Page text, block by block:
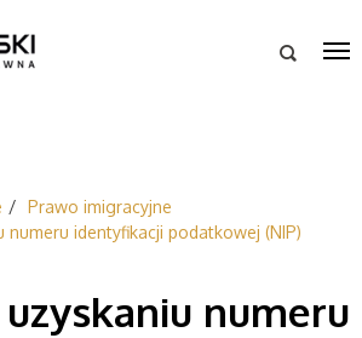

Prawo imigracyjne
numeru identyfikacji podatkowej (NIP)
numeru